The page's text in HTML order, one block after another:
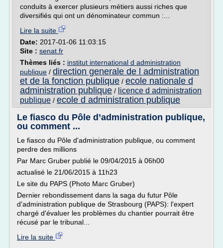
conduits à exercer plusieurs métiers aussi riches que
diversifiés qui ont un dénominateur commun :...
Lire la suite
Date: 2017-01-06 11:03:15
Site : senat.fr
Thèmes liés : institut international d administration
publique / direction generale de l administration
et de la fonction publique / ecole nationale d
administration publique / licence d administration
publique / ecole d administration publique
Le fiasco du Pôle d’administration publique,
ou comment ...
Le fiasco du Pôle d'administration publique, ou comment
perdre des millions
Par Marc Gruber publié le 09/04/2015 à 06h00
actualisé le 21/06/2015 à 11h23
Le site du PAPS (Photo Marc Gruber)
Dernier rebondissement dans la saga du futur Pôle
d'administration publique de Strasbourg (PAPS): l'expert
chargé d'évaluer les problèmes du chantier pourrait être
récusé par le tribunal...
Lire la suite